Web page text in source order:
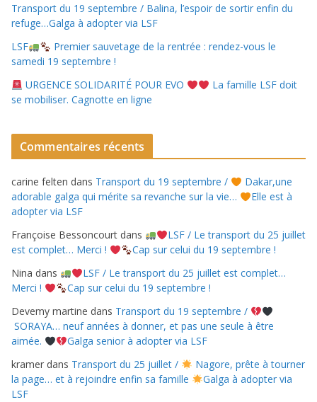
Transport du 19 septembre / Balina, l’espoir de sortir enfin du
refuge…Galga à adopter via LSF
LSF
Premier sauvetage de la rentrée : rendez-vous le
samedi 19 septembre !
URGENCE SOLIDARITÉ POUR EVO
La famille LSF doit
se mobiliser. Cagnotte en ligne
Commentaires récents
carine felten dans Transport du 19 septembre /
Dakar,une
adorable galga qui mérite sa revanche sur la vie…
Elle est à
adopter via LSF
Françoise Bessoncourt dans
LSF / Le transport du 25 juillet
est complet… Merci !
Cap sur celui du 19 septembre !
Nina dans
LSF / Le transport du 25 juillet est complet…
Merci !
Cap sur celui du 19 septembre !
Devemy martine dans Transport du 19 septembre /
SORAYA… neuf années à donner, et pas une seule à être
aimée.
Galga senior à adopter via LSF
kramer dans Transport du 25 juillet /
Nagore, prête à tourner
la page… et à rejoindre enfin sa famille
Galga à adopter via
LSF